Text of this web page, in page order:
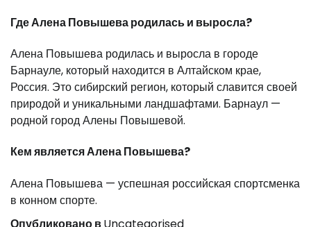
Где Алена Повышева родилась и выросла?
Алена Повышева родилась и выросла в городе
Барнауле, который находится в Алтайском крае,
Россия. Это сибирский регион, который славится своей
природой и уникальными ландшафтами. Барнаул —
родной город Алены Повышевой.
Кем является Алена Повышева?
Алена Повышева — успешная российская спортсменка
в конном спорте.
Опубликовано вUncategorised